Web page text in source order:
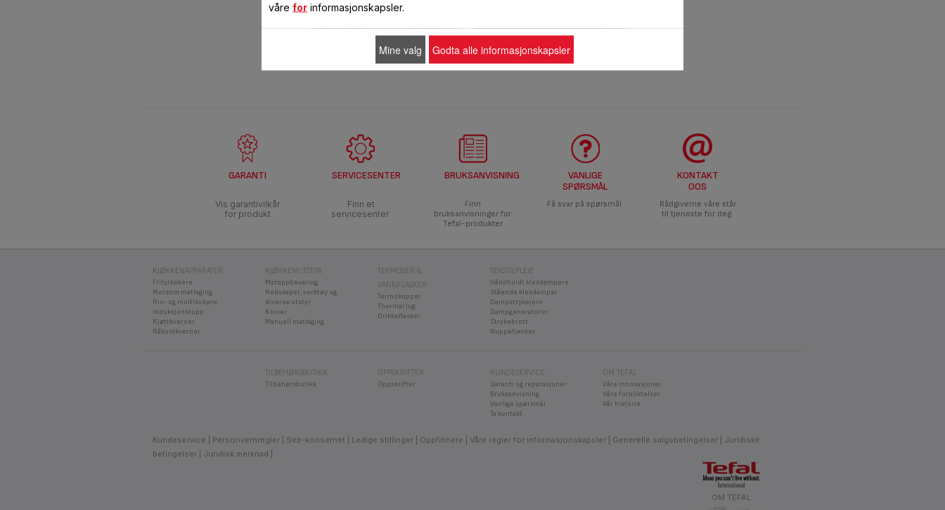
PERSONLIG PLEIE TRYKKOKERE, KJELER OG PANNER
GARANTI
Vis garantivilkår
for produkt
SERVICESENTER
Finn et
servicesenter
BRUKSANVISNING
Finn
bruksanvisninger for
Tefal-produkter
VANLIGE
SPØRSMÅL
Få svar på spørsmål.
KONTAKT
OOS
Rådgiverne våre står
til tjeneste for deg.
KJØKKENAPPARATER
Frityrkokere
Morsom matlaging
Ris- og multikokere
Induksjonstopp
Kjøttkverner
Råkostkverner
KJØKKENUTSTYR
Matoppbevaring
Redskaper, verktøy og
diverse utstyr
Kniver
Manuell matlaging
TERMOSER &
VANNFLASKER
Termokopper
Thermal Jug
Drikkeflasker
TEKSTILPLEIE
Håndholdt klesdampere
Stående klesdamper
Dampstrykejern
Dampgeneratorer
Strykebrett
Nuppefjerner
TILBEHØRSBUTIKK
Tilbehørsbutikk
OPPSKRIFTER
Oppskrifter
KUNDESERVICE
Garanti og reparasjoner
Bruksanvisning
Vanlige spørsmål
Ta kontakt
OM TEFAL
Våre innovasjoner
Våre forpliktelser
Vår historie
Kundeservice Personvernregler Seb-konsernet Ledige stillinger Oppfinnere Våre regler for informasjonskapsler Generelle salgsbetingelser
Juridiske
betingelser
Juridisk merknad
OM TEFAL
våre for informasjonskapsler.
Mine valg Godta alle informasjonskapsler